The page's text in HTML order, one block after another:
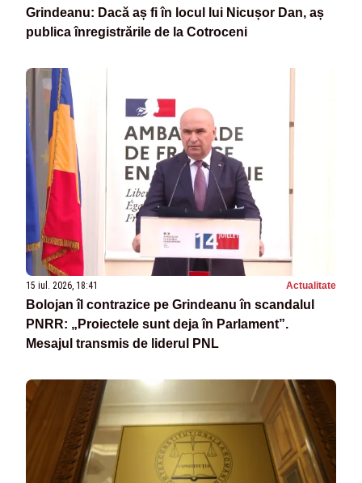
Grindeanu: Dacă aș fi în locul lui Nicușor Dan, aș
publica înregistrările de la Cotroceni
15 iul. 2026, 18:41 Actualitate
Bolojan îl contrazice pe Grindeanu în scandalul
PNRR: „Proiectele sunt deja în Parlament”.
Mesajul transmis de liderul PNL